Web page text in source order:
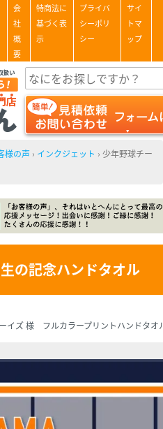
会
社
概
要
特商法に
基づく表
示
プライバ
シーポリ
シー
サイ
トマ
ップ
様の声 › インクジェット › 少年野球チー
の記念ハンドタオル
イズ 様 フルカラープリントハンドタオ